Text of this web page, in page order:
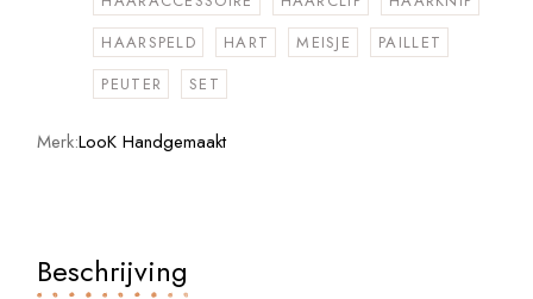
HAARSPELD
HART MEISJE
PAILLET
PEUTER
SET
Merk:LooK Handgemaakt
Beschrijving